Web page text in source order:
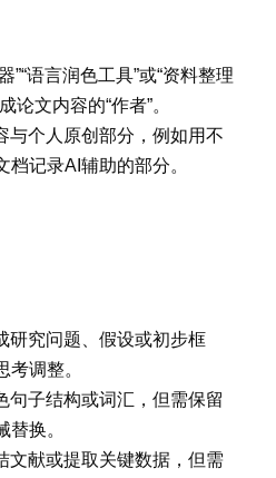
”“语言润色工具”或“资料整理
论文内容的“作者”。
与个人原创部分，例如用不
档记录AI辅助的部分。
研究问题、假设或初步框
考调整。
句子结构或词汇，但需保留
替换。
文献或提取关键数据，但需